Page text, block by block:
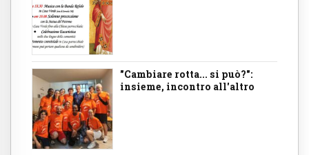
"Cambiare rotta... si può?":
insieme, incontro all'altro